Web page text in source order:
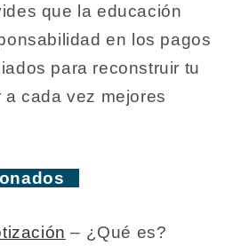
que la educación
en los pagos
para reconstruir tu
cada vez mejores
– ¿Qué es?